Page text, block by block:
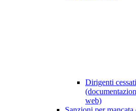
Dirigenti
web)